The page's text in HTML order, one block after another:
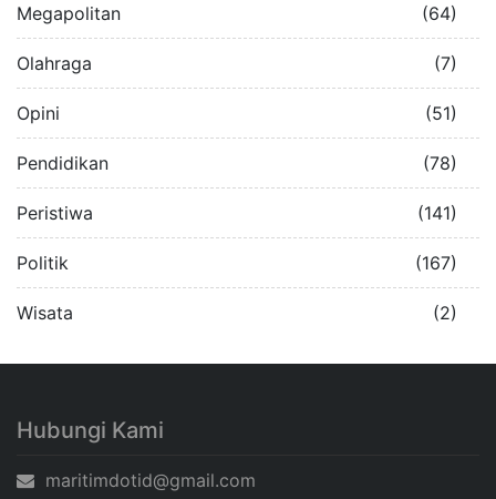
Megapolitan (64)
Olahraga (7)
Opini (51)
Pendidikan (78)
Peristiwa (141)
Politik (167)
Wisata (2)
Hubungi Kami
maritimdotid@gmail.com